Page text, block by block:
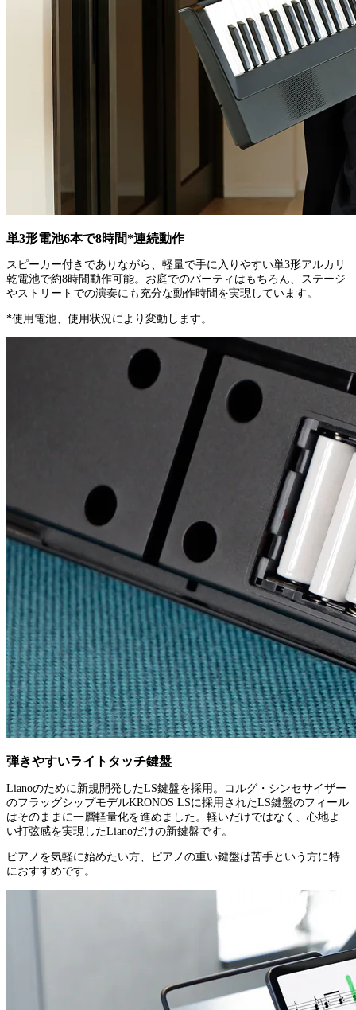
単3形電池6本で8時間*連続動作
スピーカー付きでありながら、軽量で手に入りやすい単3形アルカリ
乾電池で約8時間動作可能。お庭でのパーティはもちろん、ステージ
やストリートでの演奏にも充分な動作時間を実現しています。
*使用電池、使用状況により変動します。
弾きやすいライトタッチ鍵盤
Lianoのために新規開発したLS鍵盤を採用。コルグ・シンセサイザー
のフラッグシップモデルKRONOS LSに採用されたLS鍵盤のフィール
はそのままに一層軽量化を進めました。軽いだけではなく、心地よ
い打弦感を実現したLianoだけの新鍵盤です。
ピアノを気軽に始めたい方、ピアノの重い鍵盤は苦手という方に特
におすすめです。